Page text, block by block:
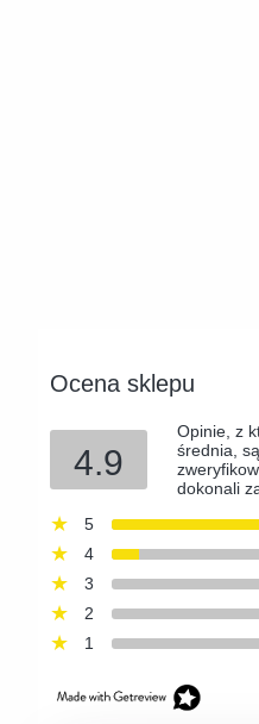
Ocena sklepu
4.9
Opinie, z
średnia,
dokonali
5
4
3
2
1